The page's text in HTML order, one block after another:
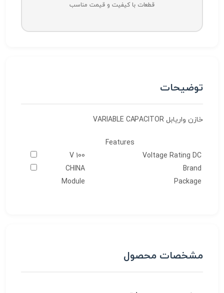
قطعات با کیفیت و قیمت مناسب
توضیحات
خازن واریابل VARIABLE CAPACITOR
Features
Voltage Rating DC
100 V
Brand
CHINA
Package
Module
مشخصات محصول